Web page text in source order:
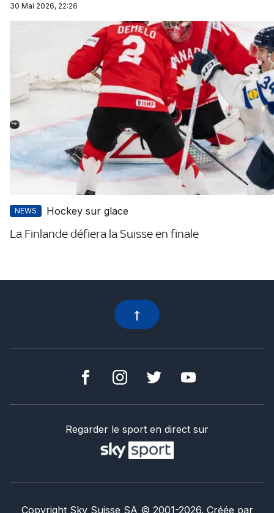
30 Mai 2026, 22:26
NEWS Hockey sur glace
La Finlande défiera la Suisse en finale
Regarder le sport en direct sur
Copyright Sky Suisse SA © 2001-2026. Créée par